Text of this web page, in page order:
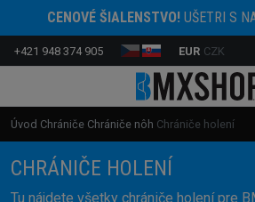
CENOVÉ ŠIALENSTVO!UŠETRI S
+421 948 374 905 EUR CZK
Úvod Chrániče Chrániče nôh Chrániče holení
CHRÁNIČE HOLENÍ
Tu nájdete všetky chrániče holení pre